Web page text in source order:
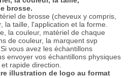
brosse.
de brosse (cheveux y compris,
la taille, l'application et la forme.
la couleur, matériel de chaque
de couleur, la marquent svp
vous avez les échantillons
envoyer vos échantillons physiques
rapide direction.
illustration de logo au format